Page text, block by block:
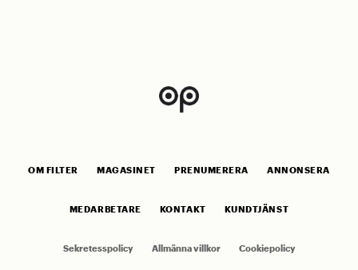
OM FILTER MAGASINET PRENUMERERA ANNONSERA
MEDARBETARE KONTAKT KUNDTJÄNST
Sekretesspolicy Allmänna villkor Cookiepolicy